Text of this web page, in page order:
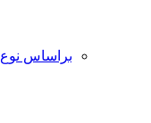
براساس نوع